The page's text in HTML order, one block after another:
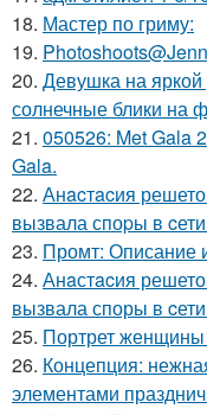
18. Мастер по гриму:
19.
20. Девушка на яркой
солнечные блики на
21. 050526: Met Gala
Gala.
22. Анacтacия
вызвала споpы в
23. Промт: Описание
24. Анaстacия
вызвала споры в
25. Портрет женщины
26. Концепция:
элементами